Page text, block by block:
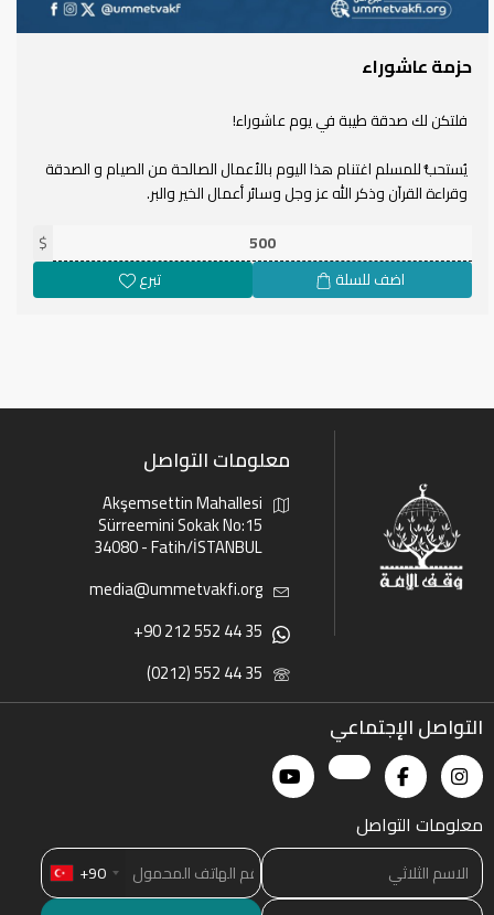
حزمة عاشوراء
فلتكن لك صدقة طيبة في يوم عاشوراء!
يُستحبُّ للمسلم اغتنام هذا اليوم بالأعمال الصالحة من الصيام و الصدقة
وقراءة القرآن وذكر الله عز وجل وسائر أعمال الخير والبر.
نضع بين أيديكم حزمة عاشوراء، حيث سيتم توزيع قيمة التبرّع على مشاريع
التالية:
- سهم في حفر بئر ماء في غزة
$
اضف للسلة تبرع
معلومات التواصل
Akşemsettin Mahallesi
Sürreemini Sokak No:15
34080 - Fatih/İSTANBUL
media@ummetvakfi.org
+90 212 552 44 35
(0212) 552 44 35
التواصل الإجتماعي
معلومات التواصل
+90